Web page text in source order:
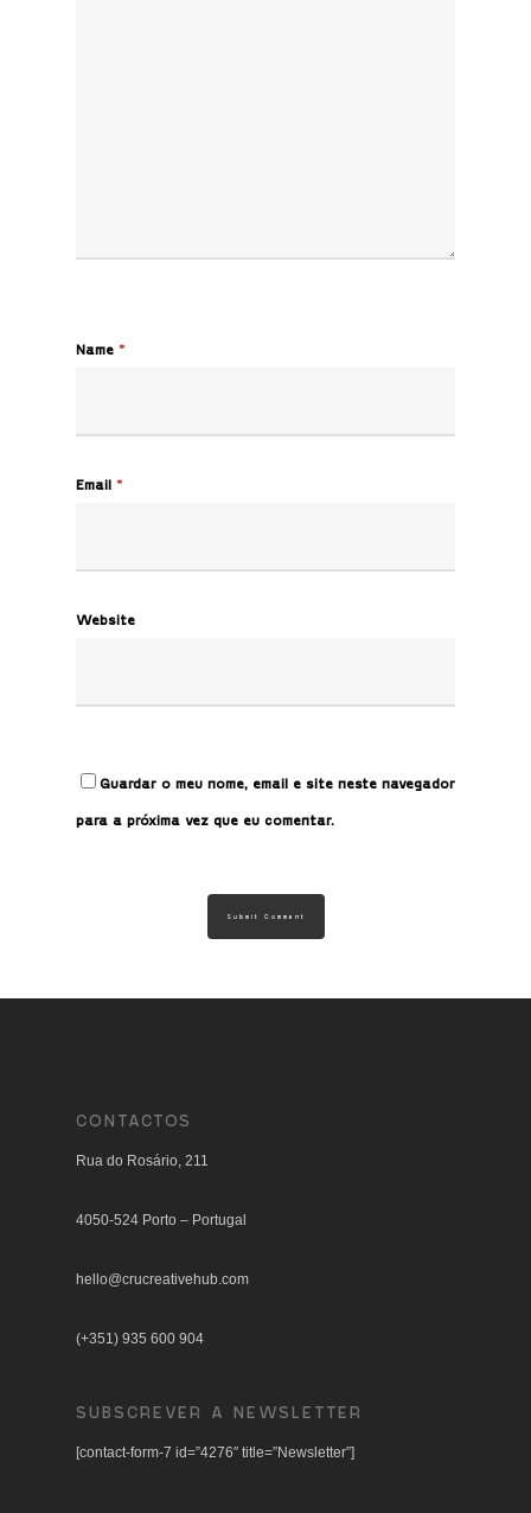
Name *
Email *
Website
Guardar o meu nome, email e site neste navegador
para a próxima vez que eu comentar.
CONTACTOS
Rua do Rosário, 211
4050-524 Porto – Portugal
hello@crucreativehub.com
(+351) 935 600 904
SUBSCREVER A NEWSLETTER
[contact-form-7 id=”4276″ title=”Newsletter”]